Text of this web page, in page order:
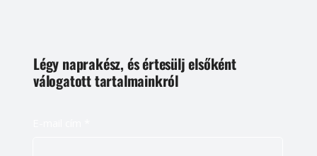
Légy naprakész, és értesülj elsőként
válogatott tartalmainkról